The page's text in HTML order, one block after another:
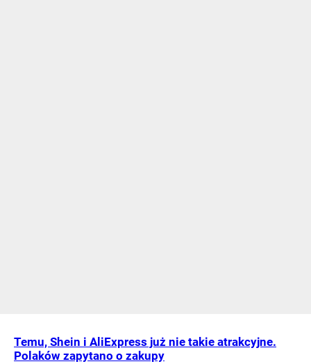
Temu, Shein i AliExpress już nie takie atrakcyjne.
Polaków zapytano o zakupy